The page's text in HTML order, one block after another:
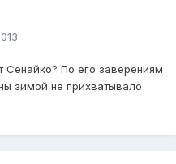
Сенайко? По его заверениям
зимой не прихватывало